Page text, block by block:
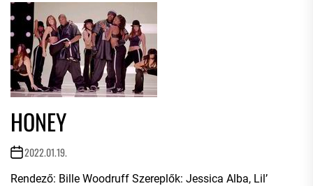
HONEY
2022.01.19.
Rendező: Bille Woodruff Szereplők: Jessica Alba, Lil’